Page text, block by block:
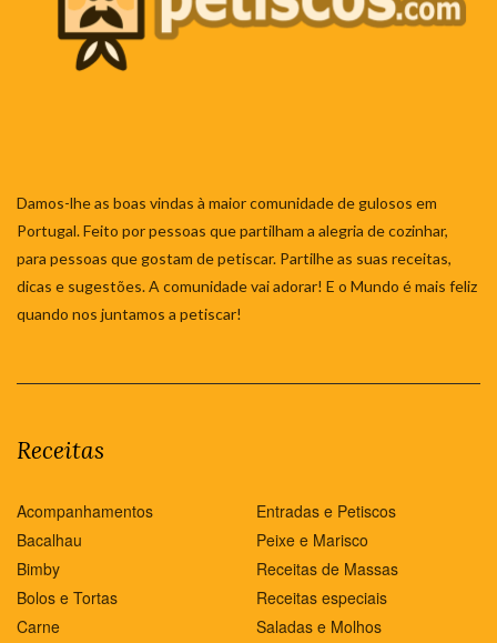
Damos-lhe as boas vindas à maior comunidade de gulosos em
Portugal. Feito por pessoas que partilham a alegria de cozinhar,
para pessoas que gostam de petiscar. Partilhe as suas receitas,
dicas e sugestões. A comunidade vai adorar! E o Mundo é mais feliz
quando nos juntamos a petiscar!
Receitas
Acompanhamentos
Bacalhau
Bimby
Bolos e Tortas
Carne
Entradas e Petiscos
Peixe e Marisco
Receitas de Massas
Receitas especiais
Saladas e Molhos